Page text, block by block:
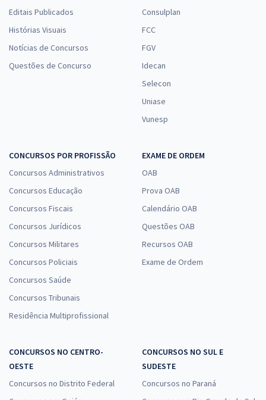
Editais Publicados
Histórias Visuais
Notícias de Concursos
Questões de Concurso
Consulplan
FCC
FGV
Idecan
Selecon
Uniase
Vunesp
CONCURSOS POR PROFISSÃO
Concursos Administrativos
Concursos Educação
Concursos Fiscais
Concursos Jurídicos
Concursos Militares
Concursos Policiais
Concursos Saúde
Concursos Tribunais
Residência Multiprofissional
EXAME DE ORDEM
OAB
Prova OAB
Calendário OAB
Questões OAB
Recursos OAB
Exame de Ordem
CONCURSOS NO CENTRO-
OESTE
Concursos no Distrito Federal
CONCURSOS NO SUL E
SUDESTE
Concursos no Paraná